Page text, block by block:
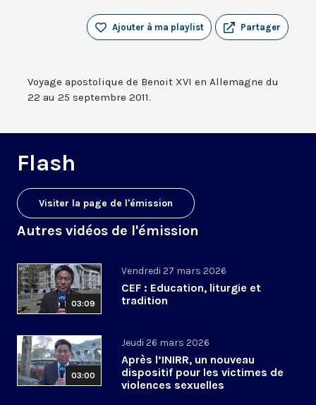
Partager
Ajouter à ma playlist
Voyage apostolique de Benoit XVI en Allemagne du
22 au 25 septembre 2011.
Flash
Visiter la page de l'émission
Autres vidéos de l'émission
03:09
Vendredi 27 mars 2026
CEF : Education, liturgie et
tradition
03:00
Jeudi 26 mars 2026
Après l’INIRR, un nouveau
dispositif pour les victimes de
violences sexuelles